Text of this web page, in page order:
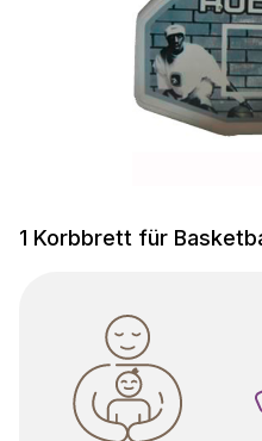
1 Korbbrett für